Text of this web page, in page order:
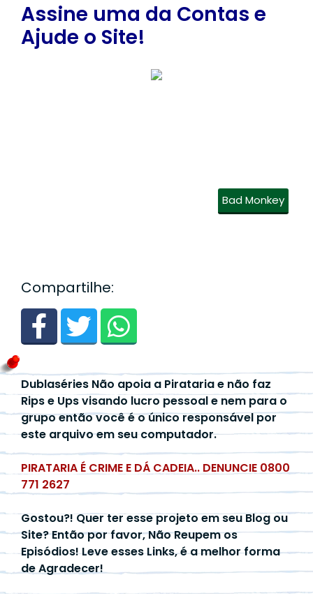
Assine uma da Contas e
Ajude o Site!
Bad Monkey
Compartilhe:
Dublaséries Não apoia a Pirataria e não faz
Rips e Ups visando lucro pessoal e nem para o
grupo então você é o único responsável por
este arquivo em seu computador.
PIRATARIA É CRIME E DÁ CADEIA.. DENUNCIE 0800
771 2627
Gostou?! Quer ter esse projeto em seu Blog ou
Site? Então por favor, Não Reupem os
Episódios! Leve esses Links, é a melhor forma
de Agradecer!